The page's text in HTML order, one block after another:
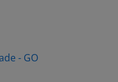
- GO